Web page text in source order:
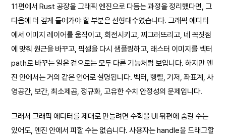
11편에서 Rust 공장을 그래픽 엔진으로 다듬는 과정을 정리했다면, 그
다음에 더 깊게 들어가야 할 부분은 선형대수였습니다. 그래픽 에디터
에서 이미지 레이어를 움직이고, 회전시키고, 찌그러뜨리고, 네 꼭짓점
에 맞춰 원근을 바꾸고, 픽셀을 다시 샘플링하고, 래스터 이미지를 벡터
path로 바꾸는 일은 겉으로는 모두 다른 기능처럼 보입니다. 하지만 엔
진 안에서는 거의 같은 언어로 설명됩니다. 벡터, 행렬, 기저, 좌표계, 사
영공간, 보간, 최소제곱, 정규화, 고유한 수치 안정성의 문제입니다.
그래서 그래픽 에디터를 제대로 만들려면 수학을 UI 뒤편에 숨길 수는
있어도, 엔진 안에서 피할 수는 없습니다. 사용자는 handle을 드래그할